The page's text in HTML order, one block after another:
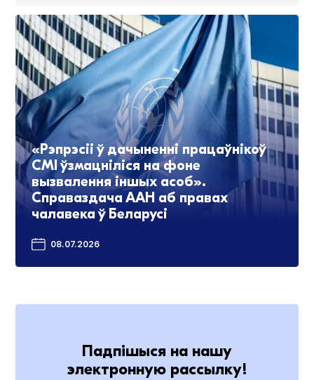
«Рэпрэсіі ў дачыненні працаўнікоў
СМІ ўзмацніліся на фоне
вызвалення іншых асоб».
Справаздача ААН аб правах
чалавека ў Беларусі
08.07.2026
Падпішыся на нашу
электронную рассылку!